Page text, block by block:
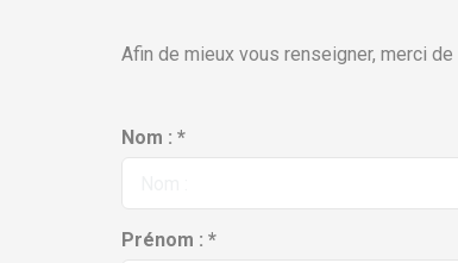
Afin de mieux vous renseigner, merci de
Nom : *
Prénom : *